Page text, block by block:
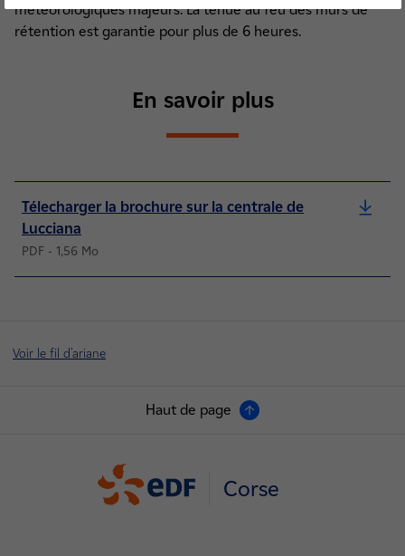
météorologiques majeurs. La tenue au feu des murs de
rétention est garantie pour plus de 6 heures.
En savoir plus
Télecharger la brochure sur la centrale de
Lucciana
PDF - 1,56 Mo
Voir le fil d'ariane
Haut de page
Corse